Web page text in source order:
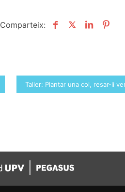
Comparteix:
Taller: Plantar una col, resar-li